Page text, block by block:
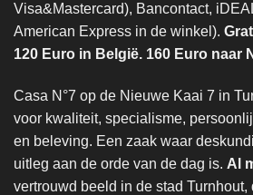
Visa&Mastercard), Bancontact,
American Express in de winkel).
120 Euro in België. 160 Euro naar
Casa N°7 op de Nieuwe Kaai 7 in
voor kwaliteit, specialisme,
en beleving. Een zaak waar
uitleg aan de orde van de dag is. Al
vertrouwd beeld in de stad